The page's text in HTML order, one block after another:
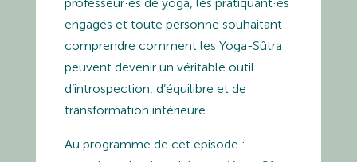
engagés et toute personne souhaitant
comprendre comment les Yoga-Sûtra
peuvent devenir un véritable outil
d’introspection, d’équilibre et de
transformation intérieure.
Au programme de cet épisode :